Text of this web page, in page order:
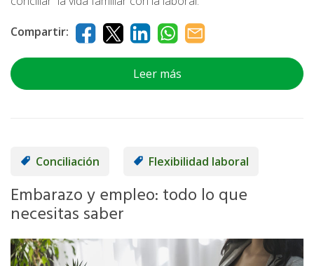
Compartir:
Leer más
Conciliación Flexibilidad laboral
Embarazo y empleo: todo lo que
necesitas saber